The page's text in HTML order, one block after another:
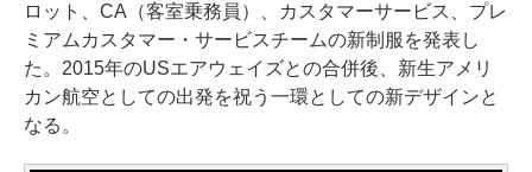
ロット、CA（客室乗務員）、カスタマーサービス、プレ
ミアムカスタマー・サービスチームの新制服を発表し
た。2015年のUSエアウェイズとの合併後、新生アメリ
カン航空としての出発を祝う一環としての新デザインと
なる。